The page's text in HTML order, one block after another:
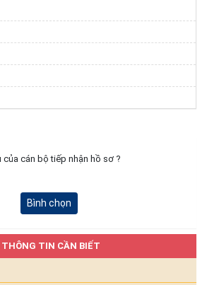
cán bộ tiếp nhận hồ sơ ?
Bình chọn
THÔNG TIN CẦN BIẾT
bão gần biển đông